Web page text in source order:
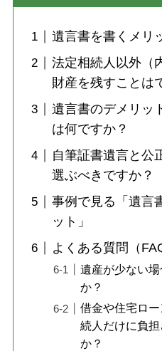
遺言書を書くメリ
法定相続人以外（
財産を残すことは
遺言書のデメリッ
は何ですか？
自筆証書遺言と公
選ぶべきですか？
事例で見る「遺言
ット」
よくある質問（
遺産が少ない
か？
借金や住宅ロ
続人だけに負
か？